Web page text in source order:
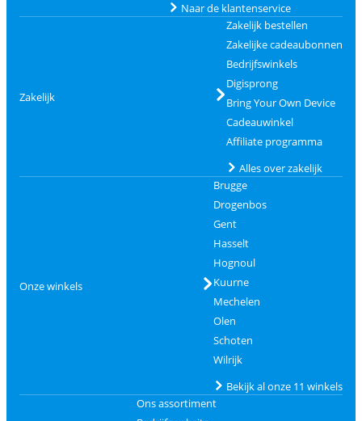
Naar de klantenservice
Zakelijk
Zakelijk bestellen
Zakelijke cadeaubonnen
Bedrijfswinkels
Digisprong
Bring Your Own Device
Cadeauwinkel
Affiliate programma
Alles over zakelijk
Onze winkels
Brugge
Drogenbos
Gent
Hasselt
Hognoul
Kuurne
Mechelen
Olen
Schoten
Wilrijk
Bekijk al onze 11 winkels
Ons assortiment